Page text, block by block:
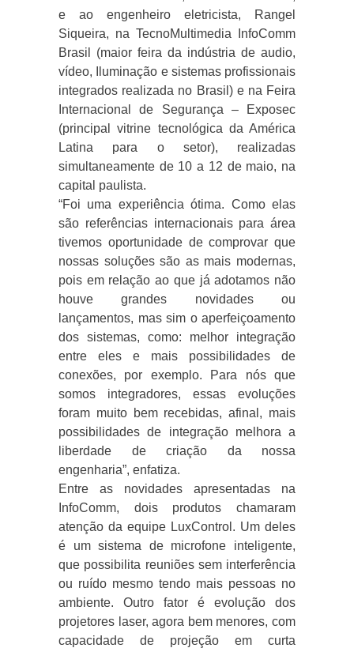
e ao engenheiro eletricista, Rangel
Siqueira, na TecnoMultimedia InfoComm
Brasil (maior feira da indústria de audio,
vídeo, Iluminação e sistemas profissionais
integrados realizada no Brasil) e na Feira
Internacional de Segurança – Exposec
(principal vitrine tecnológica da América
Latina para o setor), realizadas
simultaneamente de 10 a 12 de maio, na
capital paulista.
“Foi uma experiência ótima. Como elas
são referências internacionais para área
tivemos oportunidade de comprovar que
nossas soluções são as mais modernas,
pois em relação ao que já adotamos não
houve grandes novidades ou
lançamentos, mas sim o aperfeiçoamento
dos sistemas, como: melhor integração
entre eles e mais possibilidades de
conexões, por exemplo. Para nós que
somos integradores, essas evoluções
foram muito bem recebidas, afinal, mais
possibilidades de integração melhora a
liberdade de criação da nossa
engenharia”, enfatiza.
Entre as novidades apresentadas na
InfoComm, dois produtos chamaram
atenção da equipe LuxControl. Um deles
é um sistema de microfone inteligente,
que possibilita reuniões sem interferência
ou ruído mesmo tendo mais pessoas no
ambiente. Outro fator é evolução dos
projetores laser, agora bem menores, com
capacidade de projeção em curta